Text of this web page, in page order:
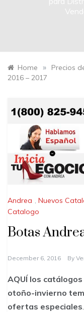
Home » Precios
2016 – 2017
Andrea , Nuevos
Catalogo
Botas
December 6, 2016 By
AQUÍ los catálogos
otoño-invierno
ofertas especiales